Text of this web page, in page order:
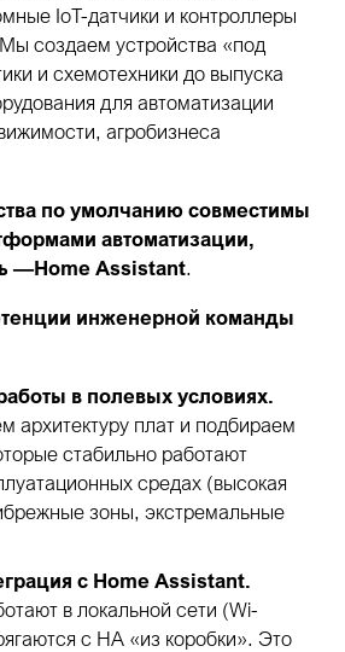
IoT-датчики и контроллеры
создаем устройства «под
и схемотехники до выпуска
для автоматизации
агробизнеса
по умолчанию совместимы
автоматизации,
—Home Assistant.
инженерной команды
в полевых условиях.
архитектуру плат и подбираем
стабильно работают
средах (высокая
зоны, экстремальные
с Home Assistant.
в локальной сети (Wi-
с HA «из коробки». Это